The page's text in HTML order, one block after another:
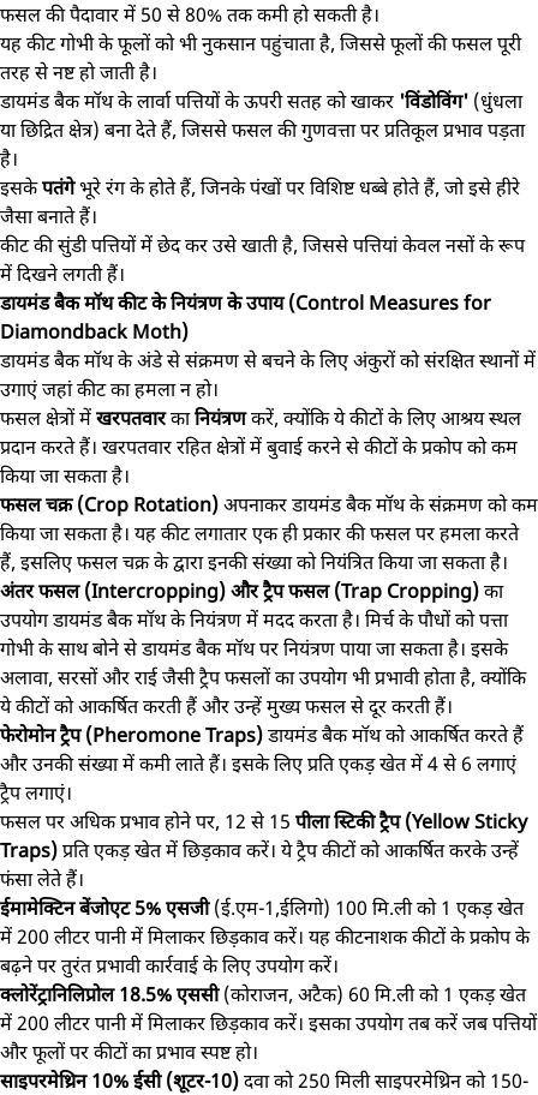
फसल की पैदावार में 50 से 80% तक कमी हो सकती है।
यह कीट गोभी के फूलों को भी नुकसान पहुंचाता है, जिससे फूलों की फसल पूरी
तरह से नष्ट हो जाती है।
डायमंड बैक मॉथ के लार्वा पत्तियों के ऊपरी सतह को खाकर 'विंडोविंग' (धुंधला
या छिद्रित क्षेत्र) बना देते हैं, जिससे फसल की गुणवत्ता पर प्रतिकूल प्रभाव पड़ता
है।
इसकेपतंगेभूरे रंग के होते हैं, जिनके पंखों पर विशिष्ट धब्बे होते हैं, जो इसे हीरे
जैसा बनाते हैं।
कीट की सुंडी पत्तियों में छेद कर उसे खाती है, जिससे पत्तियां केवल नसों के रूप
में दिखने लगती हैं।
डायमंड बैक मॉथ कीट के नियंत्रण के उपाय (Control Measures for
Diamondback Moth)
डायमंड बैक मॉथ के अंडे से संक्रमण से बचने के लिए अंकुरों को संरक्षित स्थानों में
उगाएं जहां कीट का हमला न हो।
फसल क्षेत्रों मेंखरपतवारकानियंत्रणकरें, क्योंकि ये कीटों के लिए आश्रय स्थल
प्रदान करते हैं। खरपतवार रहित क्षेत्रों में बुवाई करने से कीटों के प्रकोप को कम
किया जा सकता है।
फसल चक्र (Crop Rotation)अपनाकर डायमंड बैक मॉथ के संक्रमण को कम
किया जा सकता है। यह कीट लगातार एक ही प्रकार की फसल पर हमला करते
हैं, इसलिए फसल चक्र के द्वारा इनकी संख्या को नियंत्रित किया जा सकता है।
अंतर फसल (Intercropping) और ट्रैप फसल (Trap Cropping)का
उपयोग डायमंड बैक मॉथ के नियंत्रण में मदद करता है। मिर्च के पौधों को पत्ता
गोभी के साथ बोने से डायमंड बैक मॉथ पर नियंत्रण पाया जा सकता है। इसके
अलावा, सरसों और राई जैसी ट्रैप फसलों का उपयोग भी प्रभावी होता है, क्योंकि
ये कीटों को आकर्षित करती हैं और उन्हें मुख्य फसल से दूर करती हैं।
फेरोमोन ट्रैप (Pheromone Traps)डायमंड बैक मॉथ को आकर्षित करते हैं
और उनकी संख्या में कमी लाते हैं। इसके लिए प्रति एकड़ खेत में 4 से 6 लगाएं
ट्रैप लगाएं।
फसल पर अधिक प्रभाव होने पर, 12 से 15 पीला स्टिकी ट्रैप (Yellow Sticky
Traps)प्रति एकड़ खेत में छिड़काव करें। ये ट्रैप कीटों को आकर्षित करके उन्हें
फंसा लेते हैं।
ईमामेक्टिन बेंजोएट 5% एसजी(ई.एम-1,ईलिगो) 100 मि.ली को 1 एकड़ खेत
में 200 लीटर पानी में मिलाकर छिड़काव करें। यह कीटनाशक कीटों के प्रकोप के
बढ़ने पर तुरंत प्रभावी कार्रवाई के लिए उपयोग करें।
क्लोरेंट्रानिलिप्रोल 18.5% एससी(कोराजन, अटैक) 60 मि.ली को 1 एकड़ खेत
में 200 लीटर पानी में मिलाकर छिड़काव करें। इसका उपयोग तब करें जब पत्तियों
और फूलों पर कीटों का प्रभाव स्पष्ट हो।
साइपरमेथ्रिन 10% ईसी (शूटर-10)दवा को 250 मिली साइपरमेथ्रिन को 150-